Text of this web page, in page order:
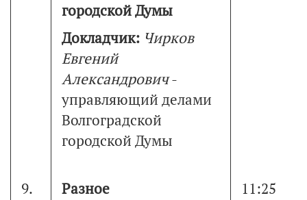
городской Думы
Докладчик: Чирков
Евгений
Александрович-
управляющий делами
Волгоградской
городской Думы
9. Разное 11:25